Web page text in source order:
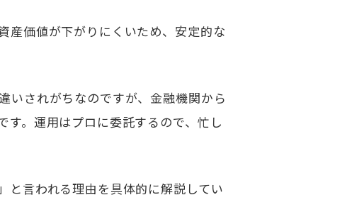
産価値が下がりにくいため、安定的な
いされがちなのですが、金融機関から
す。運用はプロに委託するので、忙し
と言われる理由を具体的に解説してい